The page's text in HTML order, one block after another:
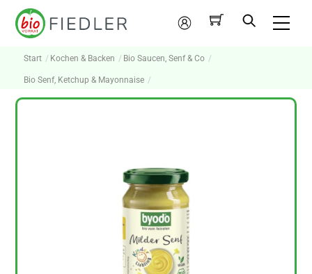
Skip
Mein
Konto
Start Kochen & Backen Bio Saucen, Senf & Co
Bio Senf, Ketchup & Mayonnaise